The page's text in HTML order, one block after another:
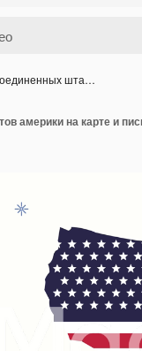
шта…
америки на карте и